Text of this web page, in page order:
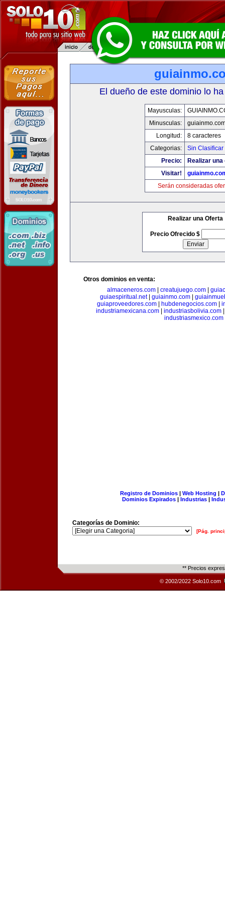
El dueño de este dominio lo
Mayusculas:
Minusculas:
Longitud:
8 caracteres
Categorias:
Sin Clasificar
Precio:
Realizar
Visitar!
Serán consideradas
Realizar una Oferta
Precio Ofrecido $
Otros dominios en venta:
almaceneros.com
creatujuego.com
guiaespiritual.net| guiainmo.com
guiaproveedores.com
hubdenegocios.com
industriamexicana.com| industriasbolivia.com
industriasmexico.com
Registro de Dominios| Web Hosting |
Dominios Expirados | Industrias |
Categorías de Dominio:
[Pág.
** Precios
© 2002/2022 Solo10.com